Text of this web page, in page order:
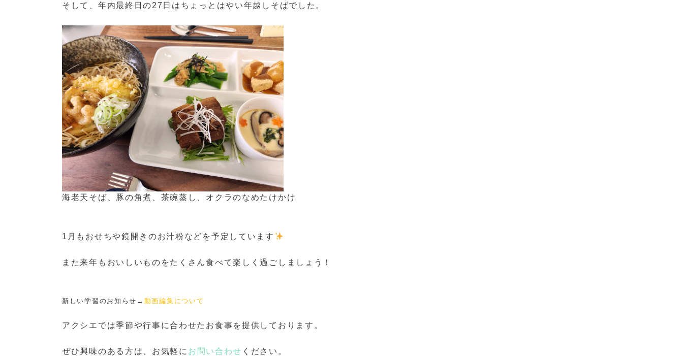
そして、年内最終日の27日はちょっとはやい年越しそばでした。
海老天そば、豚の角煮、茶碗蒸し、オクラのなめたけかけ
1月もおせちや鏡開きのお汁粉などを予定しています
また来年もおいしいものをたくさん食べて楽しく過ごしましょう！
新しい学習のお知らせ→ 動画編集について
アクシエでは季節や行事に合わせたお食事を提供しております。
ぜひ興味のある方は、お気軽に お問い合わせ ください。